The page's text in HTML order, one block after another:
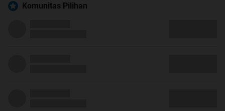
Komunitas Pilihan